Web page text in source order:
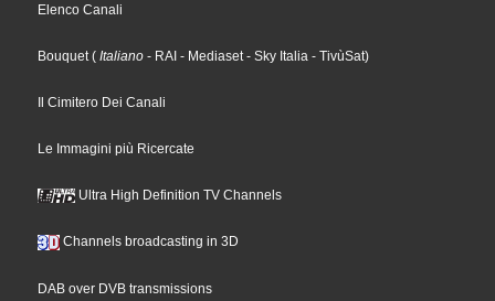
Elenco Canali
Bouquet ( Italiano - RAI - Mediaset - Sky Italia - TivùSat)
Il Cimitero Dei Canali
Le Immagini più Ricercate
Ultra High Definition TV Channels
Channels broadcasting in 3D
DAB over DVB transmissions